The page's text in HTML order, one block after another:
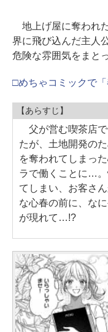
地上げ屋に奪われ
界に飛び込んだ主人
危険な雰囲気をまと
□めちゃコミックで
【あらすじ】
父が営む喫茶店で
たが、土地開発の
を奪われてしまっ
ラで働くことに…
てしまい、お客さ
な心春の前に、な
が現れて…!?